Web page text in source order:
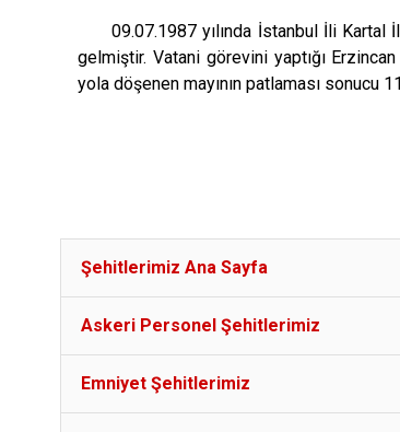
09.07.1987 yılında İstanbul İli
gelmiştir. Vatani görevini yaptığı
yola döşenen mayının patlaması sonucu
Şehitlerimiz Ana Sayfa
Askeri Personel Şehitlerimiz
Emniyet Şehitlerimiz